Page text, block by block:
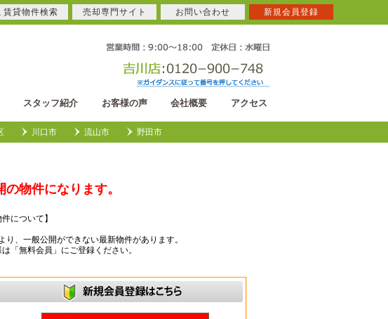
スタッフ紹介 お客様の声 会社概要 アクセス
川口市 流山市 野田市
物件になります。
について】
、一般公開ができない最新物件があります。
「無料会員」にご登録ください。
賃貸物件検索 売却専門サイト お問い合わせ 新規会員登録